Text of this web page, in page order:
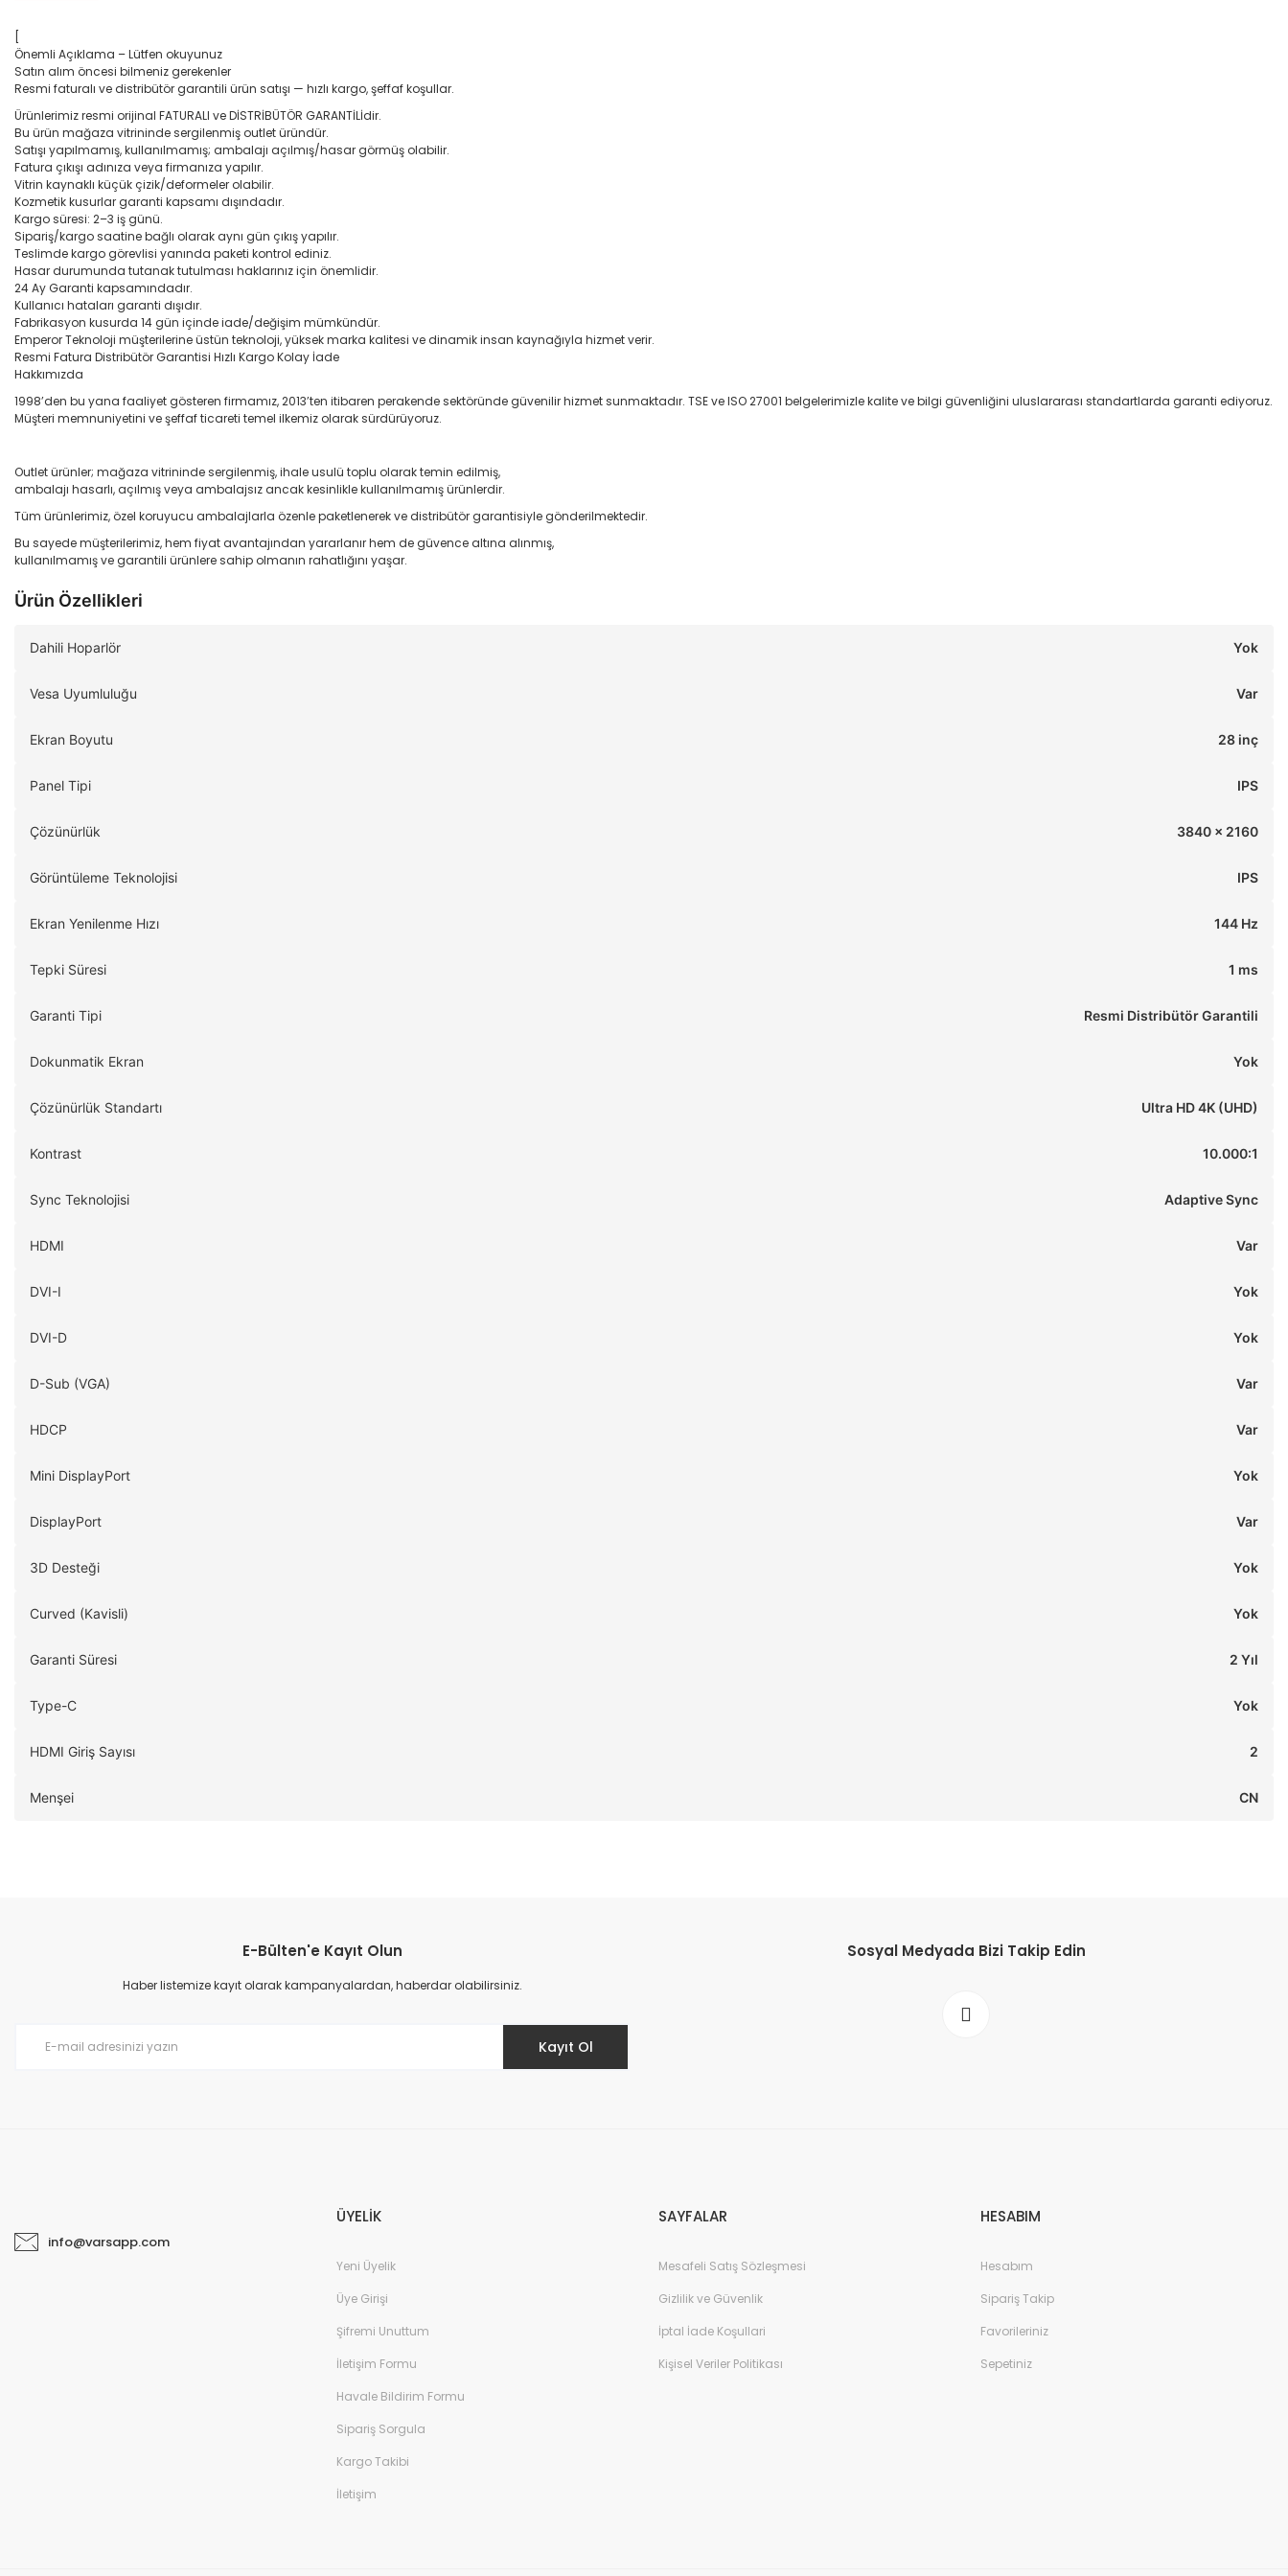
Önemli Açıklama – Lütfen okuyunuz
Satın alım öncesi bilmeniz gerekenler
Resmi faturalı ve distribütör garantili ürün satışı — hızlı kargo, şeffaf koşullar.
Ürünlerimiz resmi orijinal FATURALI ve DİSTRİBÜTÖR GARANTİLİdir.
Bu ürün mağaza vitrininde sergilenmiş outlet üründür.
Satışı yapılmamış, kullanılmamış; ambalajı açılmış/hasar görmüş olabilir.
Fatura çıkışı adınıza veya firmanıza yapılır.
Vitrin kaynaklı küçük çizik/deformeler olabilir.
Kozmetik kusurlar garanti kapsamı dışındadır.
Kargo süresi: 2–3 iş günü.
Sipariş/kargo saatine bağlı olarak aynı gün çıkış yapılır.
Teslimde kargo görevlisi yanında paketi kontrol ediniz.
Hasar durumunda tutanak tutulması haklarınız için önemlidir.
24 Ay Garanti kapsamındadır.
Kullanıcı hataları garanti dışıdır.
Fabrikasyon kusurda 14 gün içinde iade/değişim mümkündür.
Emperor Teknoloji müşterilerine üstün teknoloji, yüksek marka kalitesi ve dinamik insan kaynağıyla hizmet verir.
Resmi Fatura Distribütör Garantisi Hızlı Kargo Kolay İade
Hakkımızda
1998’den bu yana faaliyet gösteren firmamız, 2013’ten itibaren perakende sektöründe güvenilir hizmet sunmaktadır. TSE ve ISO 27001 belgelerimizle kalite ve bilgi güvenliğini uluslararası standartlarda garanti ediyoruz.
Müşteri memnuniyetini ve şeffaf ticareti temel ilkemiz olarak sürdürüyoruz.
Outlet ürünler; mağaza vitrininde sergilenmiş, ihale usulü toplu olarak temin edilmiş,
ambalajı hasarlı, açılmış veya ambalajsız ancak kesinlikle kullanılmamış ürünlerdir.
Tüm ürünlerimiz, özel koruyucu ambalajlarla özenle paketlenerek ve distribütör garantisiyle gönderilmektedir.
Bu sayede müşterilerimiz, hem fiyat avantajından yararlanır hem de güvence altına alınmış,
kullanılmamış ve garantili ürünlere sahip olmanın rahatlığını yaşar.
Ürün Özellikleri
Dahili Hoparlör Yok
Vesa Uyumluluğu Var
Ekran Boyutu 28 inç
Panel Tipi IPS
Çözünürlük 3840 x 2160
Görüntüleme Teknolojisi IPS
Ekran Yenilenme Hızı 144 Hz
Tepki Süresi 1 ms
Garanti Tipi Resmi Distribütör Garantili
Dokunmatik Ekran Yok
Çözünürlük Standartı Ultra HD 4K (UHD)
Kontrast 10.000:1
Sync Teknolojisi Adaptive Sync
HDMI Var
DVI-I Yok
DVI-D Yok
D-Sub (VGA) Var
HDCP Var
Mini DisplayPort Yok
DisplayPort Var
3D Desteği Yok
Curved (Kavisli) Yok
Garanti Süresi 2 Yıl
Type-C Yok
HDMI Giriş Sayısı 2
Menşei CN
E-Bülten'e Kayıt Olun
Haber listemize kayıt olarak kampanyalardan, haberdar olabilirsiniz.
Kayıt Ol
Sosyal Medyada Bizi Takip Edin
info@varsapp.com
ÜYELİK
Yeni Üyelik
Üye Girişi
Şifremi Unuttum
İletişim Formu
Havale Bildirim Formu
Sipariş Sorgula
Kargo Takibi
İletişim
SAYFALAR
Mesafeli Satış Sözleşmesi
Gizlilik ve Güvenlik
İptal İade Koşullari
Kişisel Veriler Politikası
HESABIM
Hesabım
Sipariş Takip
Favorileriniz
Sepetiniz